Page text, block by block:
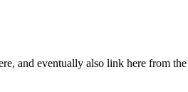
and eventually also link here from